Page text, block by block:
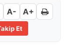
A- A+
Et